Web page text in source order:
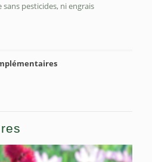
sans pesticides, ni engrais